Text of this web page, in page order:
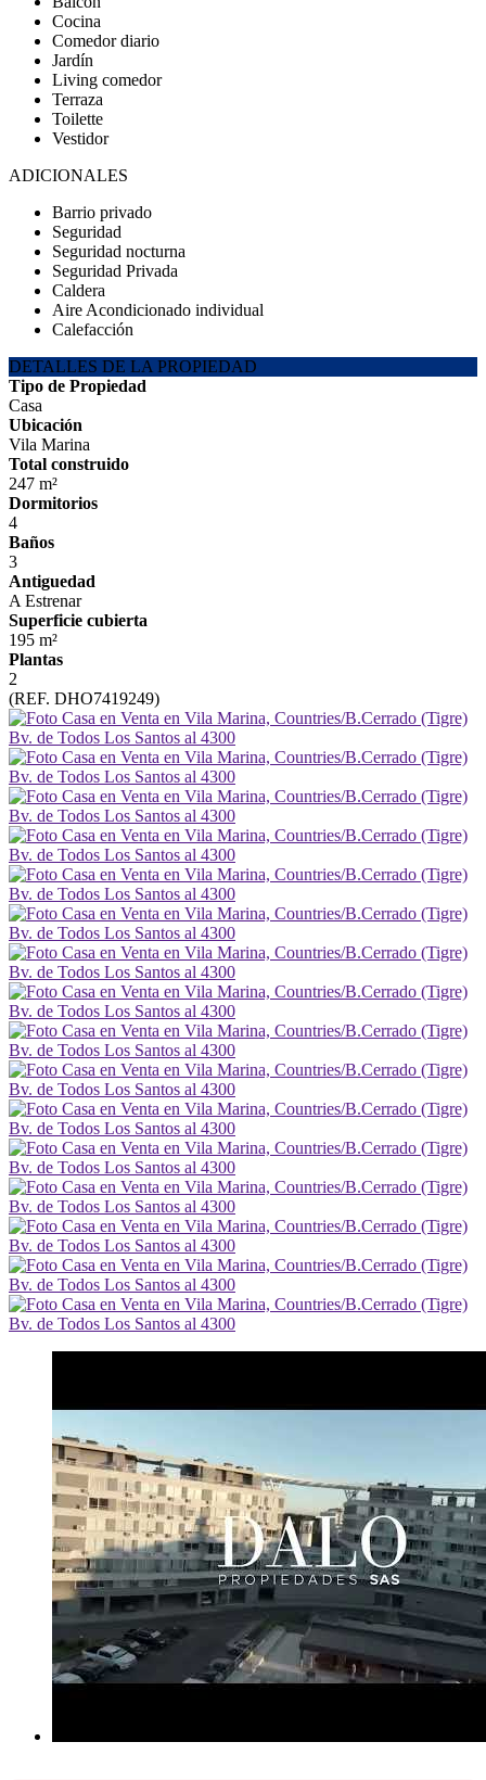
Cocina
Comedor diario
Jardín
Living comedor
Terraza
Toilette
Vestidor
ADICIONALES
Barrio privado
Seguridad
Seguridad nocturna
Seguridad Privada
Caldera
Aire Acondicionado individual
Calefacción
DETALLES DE LA PROPIEDAD
Tipo de Propiedad
Casa
Ubicación
Vila Marina
Total construido
247 m²
Dormitorios
4
Baños
3
Antiguedad
A Estrenar
Superficie cubierta
195 m²
Plantas
2
(REF. DHO7419249)